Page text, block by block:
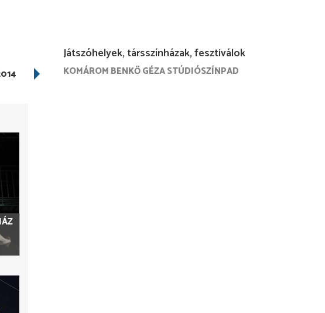
2011/2012 2010/2011 2008/2009
Játszóhelyek, társszínházak, fesztiválok
KOMÁROM BENKŐ GÉZA STÚDIÓSZÍNPAD